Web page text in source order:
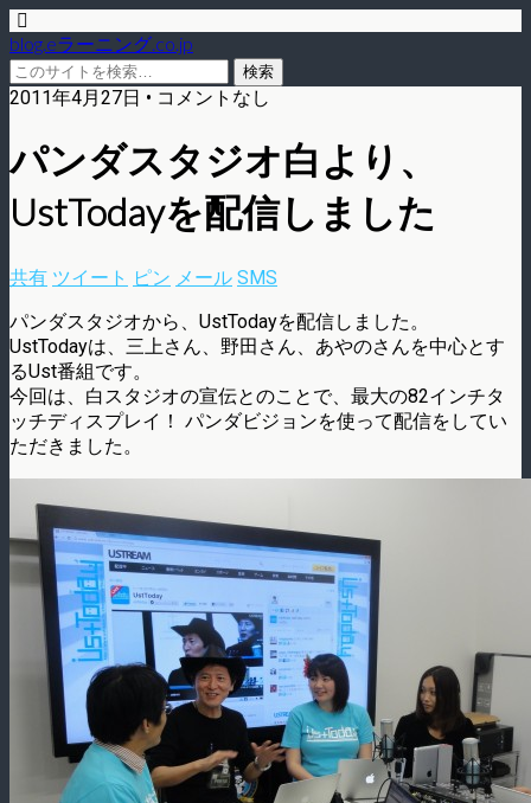
blog.eラーニング.co.jp
2011年4月27日 • コメントなし
パンダスタジオ白より、
UstTodayを配信しました
共有 ツイート ピン メール SMS
パンダスタジオから、UstTodayを配信しました。
UstTodayは、三上さん、野田さん、あやのさんを中心とす
るUst番組です。
今回は、白スタジオの宣伝とのことで、最大の82インチタ
ッチディスプレイ！ パンダビジョンを使って配信をしてい
ただきました。